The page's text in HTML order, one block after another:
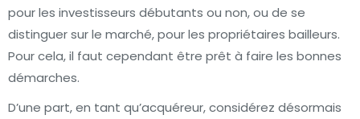
pour les investisseurs débutants ou non, ou de se
distinguer sur le marché, pour les propriétaires bailleurs.
Pour cela, il faut cependant être prêt à faire les bonnes
démarches.
D’une part, en tant qu’acquéreur, considérez désormais